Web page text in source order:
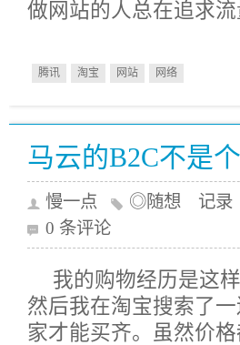
做网站的人总在追求流
腾讯 淘宝 网站 网络
马云的B2C不是
慢一点 ◎随想 记录
0 条评论
我的购物经历是这
然后我在淘宝搜索了
家才能买齐。虽然价